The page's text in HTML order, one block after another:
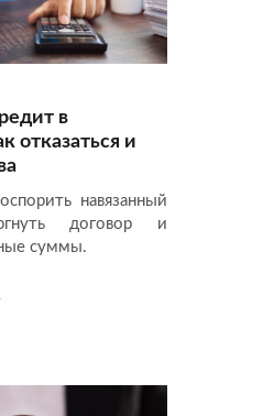
в
отказаться и
навязанный
договор и
суммы.